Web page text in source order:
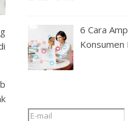
6 Cara